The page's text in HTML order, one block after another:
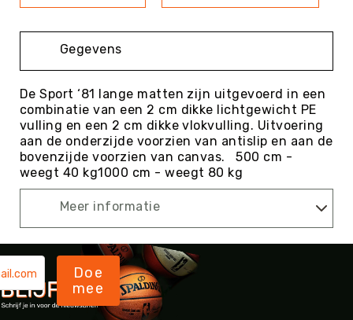
Hockey
Honk-
&
Softbal
de
Boules
KanJam
Kin-
Ball
&
Omnikin®
Korfbal
Knotshockey
Lacrosse
Gegevens
De Sport ‘81 lange matten zijn uitgevoerd in een
combinatie van een 2 cm dikke lichtgewicht PE
vulling en een 2 cm dikke vlokvulling. Uitvoering
aan de onderzijde voorzien van antislip en aan de
bovenzijde voorzien van canvas. 500 cm -
weegt 40 kg1000 cm - weegt 80 kg
Meer informatie
Doe
mee